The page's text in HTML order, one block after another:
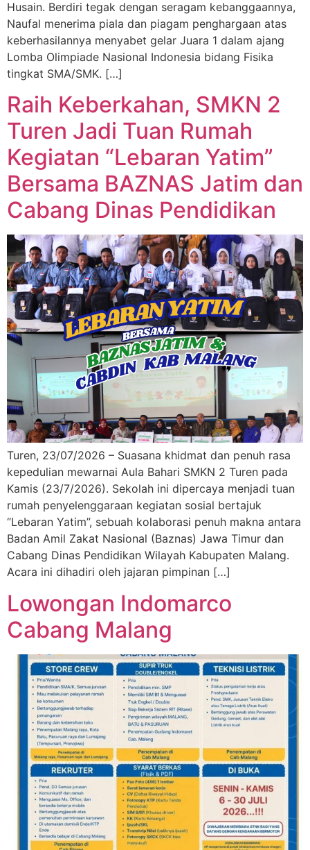
Husain. Berdiri tegak dengan seragam kebanggaannya,
Naufal menerima piala dan piagam penghargaan atas
keberhasilannya menyabet gelar Juara 1 dalam ajang
Lomba Olimpiade Nasional Indonesia bidang Fisika
tingkat SMA/SMK. […]
Raih Keberkahan, SMKN 2
Turen Jadi Tuan Rumah
Kegiatan “Lebaran Yatim”
Bersama BAZNAS Jatim dan
Cabang Dinas Pendidikan
Turen, 23/07/2026 – Suasana khidmat dan penuh rasa
kepedulian mewarnai Aula Bahari SMKN 2 Turen pada
Kamis (23/7/2026). Sekolah ini dipercaya menjadi tuan
rumah penyelenggaraan kegiatan sosial bertajuk
“Lebaran Yatim”, sebuah kolaborasi penuh makna antara
Badan Amil Zakat Nasional (Baznas) Jawa Timur dan
Cabang Dinas Pendidikan Wilayah Kabupaten Malang.
Acara ini dihadiri oleh jajaran pimpinan […]
Lowongan Indomarco
Cabang Malang